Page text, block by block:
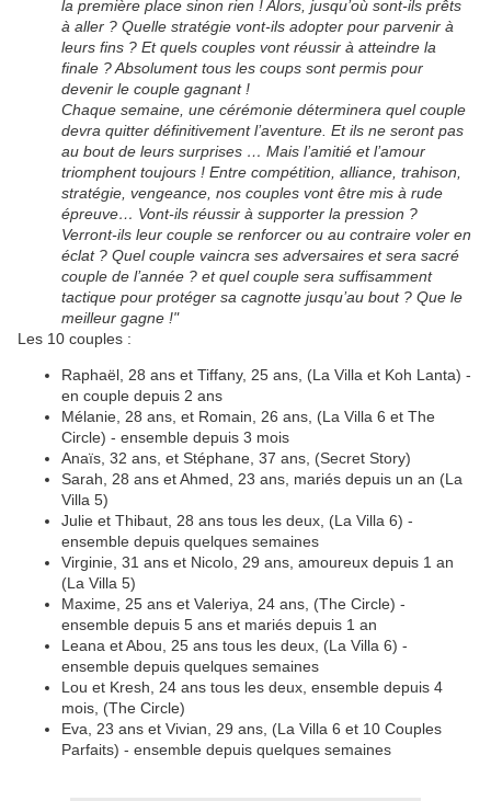
la première place sinon rien ! Alors, jusqu’où sont-ils prêts
à aller ? Quelle stratégie vont-ils adopter pour parvenir à
leurs fins ? Et quels couples vont réussir à atteindre la
finale ? Absolument tous les coups sont permis pour
devenir le couple gagnant !
Chaque semaine, une cérémonie déterminera quel couple
devra quitter définitivement l’aventure. Et ils ne seront pas
au bout de leurs surprises … Mais l’amitié et l’amour
triomphent toujours ! Entre compétition, alliance, trahison,
stratégie, vengeance, nos couples vont être mis à rude
épreuve… Vont-ils réussir à supporter la pression ?
Verront-ils leur couple se renforcer ou au contraire voler en
éclat ? Quel couple vaincra ses adversaires et sera sacré
couple de l’année ? et quel couple sera suffisamment
tactique pour protéger sa cagnotte jusqu’au bout ? Que le
meilleur gagne !"
Les 10 couples :
Raphaël, 28 ans et Tiffany, 25 ans, (La Villa et Koh Lanta) -
en couple depuis 2 ans
Mélanie, 28 ans, et Romain, 26 ans, (La Villa 6 et The
Circle) - ensemble depuis 3 mois
Anaïs, 32 ans, et Stéphane, 37 ans, (Secret Story)
Sarah, 28 ans et Ahmed, 23 ans, mariés depuis un an (La
Villa 5)
Julie et Thibaut, 28 ans tous les deux, (La Villa 6) -
ensemble depuis quelques semaines
Virginie, 31 ans et Nicolo, 29 ans, amoureux depuis 1 an
(La Villa 5)
Maxime, 25 ans et Valeriya, 24 ans, (The Circle) -
ensemble depuis 5 ans et mariés depuis 1 an
Leana et Abou, 25 ans tous les deux, (La Villa 6) -
ensemble depuis quelques semaines
Lou et Kresh, 24 ans tous les deux, ensemble depuis 4
mois, (The Circle)
Eva, 23 ans et Vivian, 29 ans, (La Villa 6 et 10 Couples
Parfaits) - ensemble depuis quelques semaines